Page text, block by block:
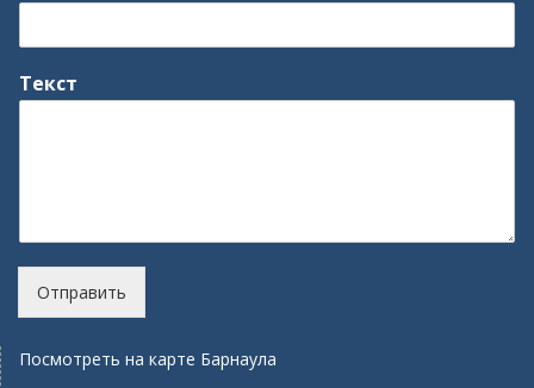
Текст
Отправить
Посмотреть на карте Барнаула